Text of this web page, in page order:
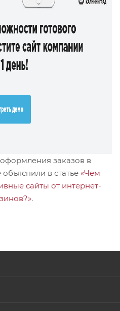
заказов в
в статье «Чем
сайты от интернет-
.